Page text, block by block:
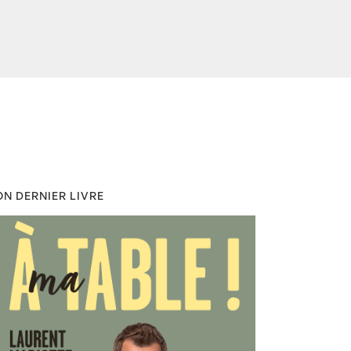
DERNIER LIVRE